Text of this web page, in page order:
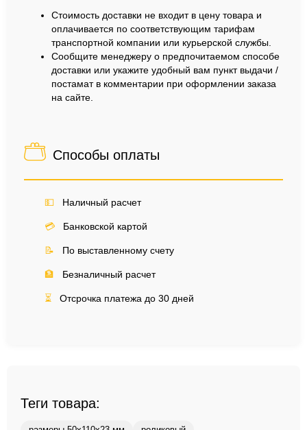
Стоимость доставки не входит в цену товара и
оплачивается по соответствующим тарифам
транспортной компании или курьерской службы.
Сообщите менеджеру о предпочитаемом способе
доставки или укажите удобный вам пункт выдачи /
постамат в комментарии при оформлении заказа
на сайте.
Способы оплаты
💵 Наличный расчет
💳 Банковской картой
📝 По выставленному счету
🏦 Безналичный расчет
⏳ Отсрочка платежа до 30 дней
Теги товара: